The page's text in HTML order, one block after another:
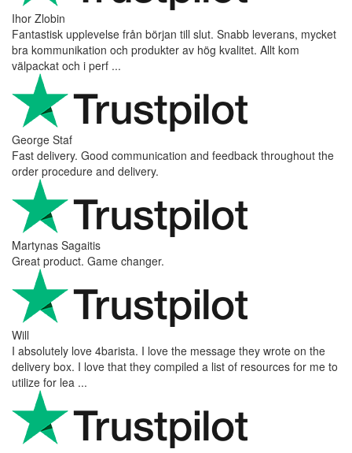
Ihor Zlobin
Fantastisk upplevelse från början till slut. Snabb leverans, mycket
bra kommunikation och produkter av hög kvalitet. Allt kom
välpackat och i perf ...
George Staf
Fast delivery. Good communication and feedback throughout the
order procedure and delivery.
Martynas Sagaitis
Great product. Game changer.
Will
I absolutely love 4barista. I love the message they wrote on the
delivery box. I love that they compiled a list of resources for me to
utilize for lea ...